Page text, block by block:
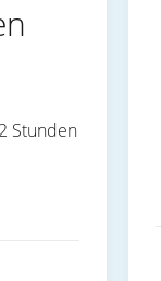
Stunden